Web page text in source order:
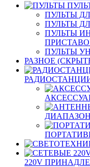
ПУЛЬТЫ
ПУЛЬТЫ
ПУЛЬТЫ
ПУЛЬТЫ
РАЗНОЕ
220V